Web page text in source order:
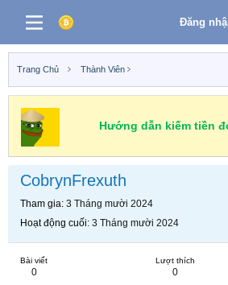
Đăng
Trang Chủ Thành Viên
Hướng dẫn kiếm tiền
CobrynFrexuth
Tham gia 3 Tháng mười 2024
Hoạt động cuối 3 Tháng mười 2024
Bài viết
0
Lượt thích
0